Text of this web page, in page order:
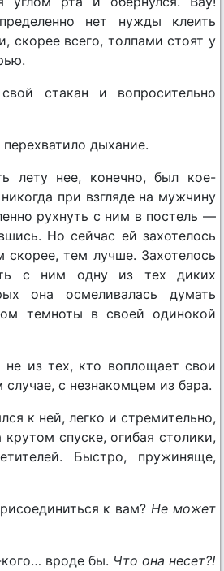
нет нужды клеить
скорее всего, толпами стоят у
стакан и вопросительно
дыхание.
лету нее, конечно, был кое-
при взгляде на мужчину
рухнуть с ним в постель —
Но сейчас ей захотелось
скорее, тем лучше. Захотелось
с ним одну из тех диких
она осмеливалась думать
темноты в своей одинокой
из тех, кто воплощает свои
с незнакомцем из бара.
к ней, легко и стремительно,
спуске, огибая столики,
Быстро, пружиняще,
к вам?Не может
вроде бы. Что она несет?!